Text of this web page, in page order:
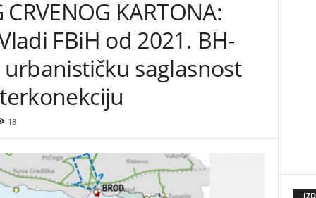
KARTONA:
FBiH od 2021. BH-
saglasnost
18